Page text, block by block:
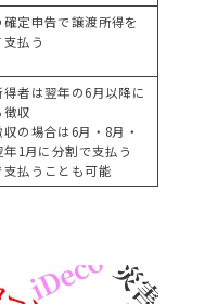
ン」個別相談会
確定申告で譲渡所得を
払う
得者は翌年の6月以降に
収
収の場合は6月・8月・
年1月に分割で支払う
払うことも可能